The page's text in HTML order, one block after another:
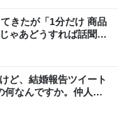
きたが「1分だけ 商品
ゃあどうすれば話聞い
解決することに
ど、結婚報告ツイート
何なんですか。仲人の